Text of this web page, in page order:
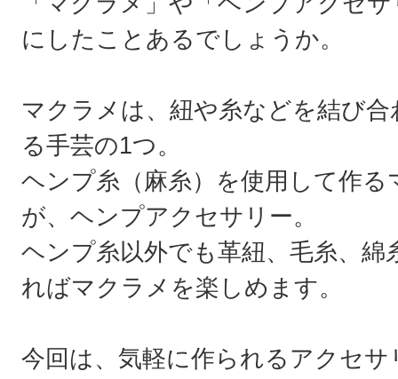
にしたことあるでしょうか。
マクラメは、紐や糸などを結び
る手芸の1つ。
ヘンプ糸（麻糸）を使用して作
が、ヘンプアクセサリー。
ヘンプ糸以外でも革紐、毛糸、
ればマクラメを楽しめます。
今回は、気軽に作られるアクセ